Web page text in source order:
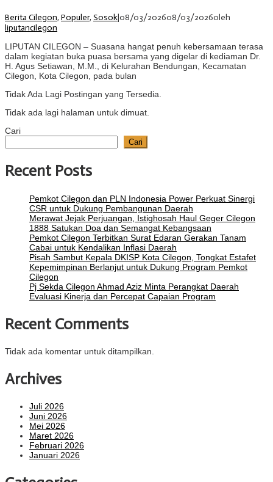
Berita Cilegon, Populer, Sosok|08/03/202608/03/2026oleh
liputancilegon
LIPUTAN CILEGON – Suasana hangat penuh kebersamaan terasa
dalam kegiatan buka puasa bersama yang digelar di kediaman Dr.
H. Agus Setiawan, M.M., di Kelurahan Bendungan, Kecamatan
Cilegon, Kota Cilegon, pada bulan
Tidak Ada Lagi Postingan yang Tersedia.
Tidak ada lagi halaman untuk dimuat.
Cari
Cari
Recent Posts
Pemkot Cilegon dan PLN Indonesia Power Perkuat Sinergi
CSR untuk Dukung Pembangunan Daerah
Merawat Jejak Perjuangan, Istighosah Haul Geger Cilegon
1888 Satukan Doa dan Semangat Kebangsaan
Pemkot Cilegon Terbitkan Surat Edaran Gerakan Tanam
Cabai untuk Kendalikan Inflasi Daerah
Pisah Sambut Kepala DKISP Kota Cilegon, Tongkat Estafet
Kepemimpinan Berlanjut untuk Dukung Program Pemkot
Cilegon
Pj Sekda Cilegon Ahmad Aziz Minta Perangkat Daerah
Evaluasi Kinerja dan Percepat Capaian Program
Recent Comments
Tidak ada komentar untuk ditampilkan.
Archives
Juli 2026
Juni 2026
Mei 2026
Maret 2026
Februari 2026
Januari 2026